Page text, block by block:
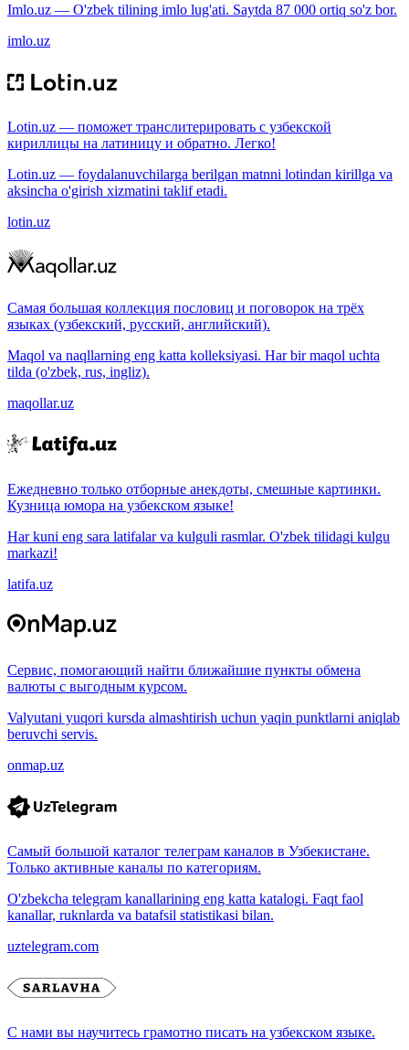
Imlo.uz — O'zbek tilining imlo lug'ati. Saytda 87 000 ortiq so'z bor.
imlo.uz
Lotin.uz — поможет транслитерировать с узбекской
кириллицы на латиницу и обратно. Легко!
Lotin.uz — foydalanuvchilarga berilgan matnni lotindan kirillga va
aksincha o'girish xizmatini taklif etadi.
lotin.uz
Самая большая коллекция пословиц и поговорок на трёх
языках (узбекский, русский, английский).
Maqol va naqllarning eng katta kolleksiyasi. Har bir maqol uchta
tilda (o'zbek, rus, ingliz).
maqollar.uz
Ежедневно только отборные анекдоты, смешные картинки.
Кузница юмора на узбекском языке!
Har kuni eng sara latifalar va kulguli rasmlar. O'zbek tilidagi kulgu
markazi!
latifa.uz
Сервис, помогающий найти ближайшие пункты обмена
валюты с выгодным курсом.
Valyutani yuqori kursda almashtirish uchun yaqin punktlarni aniqlab
beruvchi servis.
onmap.uz
Самый большой каталог телеграм каналов в Узбекистане.
Только активные каналы по категориям.
O'zbekcha telegram kanallarining eng katta katalogi. Faqt faol
kanallar, ruknlarda va batafsil statistikasi bilan.
uztelegram.com
С нами вы научитесь грамотно писать на узбекском языке.